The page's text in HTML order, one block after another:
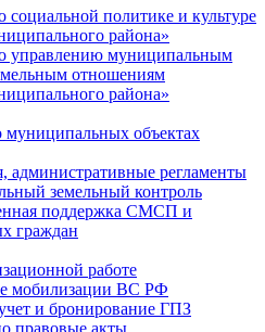
политике и культуре
района»
управлению муниципальным
отношениям
района»
муниципальных объектах
административные регламенты
земельный контроль
поддержка СМСП и
граждан
работе
мобилизации ВС РФ
и бронирование ГПЗ
правовые акты